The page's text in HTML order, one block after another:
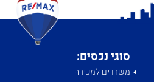
סוגי נכסים:
משרדים למכירה